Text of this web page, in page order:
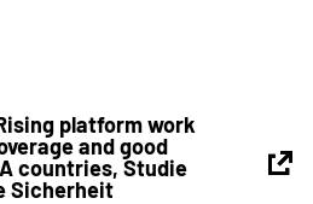
platform work
and good
countries, Studie
Sicherheit